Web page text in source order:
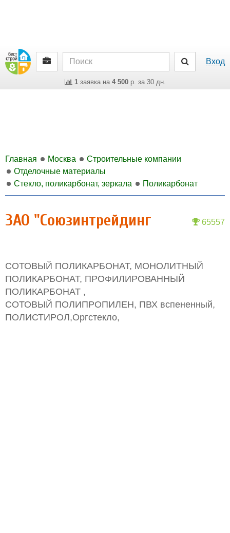
Вход
1заявка на 4 500р. за 30 дн.
Главная Москва
Строительные компании
Отделочные материалы
Стекло, поликарбонат, зеркала
Поликарбонат
65557
ЗАО "Союзинтрейдинг
СОТОВЫЙ ПОЛИКАРБОНАТ, МОНОЛИТНЫЙ
ПОЛИКАРБОНАТ, ПРОФИЛИРОВАННЫЙ
ПОЛИКАРБОНАТ ,
СОТОВЫЙ ПОЛИПРОПИЛЕН, ПВХ вспененный,
ПОЛИСТИРОЛ,Оргстекло,